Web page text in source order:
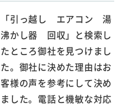
「引っ越し エアコン 湯
沸かし器 回収」と検索し
たところ御社を見つけまし
た。御社に決めた理由はお
客様の声を参考にして決め
ました。電話と機敏な対応